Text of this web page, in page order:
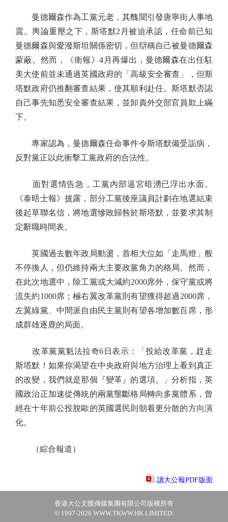
曼德爾森作為工黨元老，其醜聞引發唐寧街人事地
震。輿論重壓之下，斯塔默2月被迫承認，任命前已知
曼德爾森與愛潑斯坦關係密切，但辯稱自己被曼德爾森
蒙蔽。然而，《衛報》4月再爆出，曼德爾森在出任駐
美大使前並未通過英國政府的「高級安全審查」，但斯
塔默政府仍推翻審查結果，使其順利赴任。斯塔默否認
自己事先知悉安全審查結果，並卸責外交部官員欺上瞞
下。
專家認為，曼德爾森任命事件令斯塔默備受詬病，
反對黨正以此衝擊工黨政府的合法性。
面對選情告急，工黨內部逼宮暗湧已浮出水面。
《泰晤士報》披露，部分工黨後座議員計劃在地選結束
後起草聯名信，將地選慘敗歸咎於斯塔默，並要求其制
定辭職時間表。
英國過去數年政局動盪，首相大位如「走馬燈」般
不停換人，但仍維持兩大主要政黨角力的格局。然而，
在此次地選中，除工黨或大減約2000席外，保守黨或將
流失約1000席；極右翼改革黨則有望獲得超過2000席，
左翼綠黨、中間派自由民主黨則有望各增加數百席，形
成群雄逐鹿的局面。
改革黨黨魁法拉奇6日表示：「投給改革黨，趕走
斯塔默！如果你渴望在中央政府與地方治理上看到真正
的改變，我們就是那個『變革』的選項。」分析指，英
國政治正加速從傳統的兩黨壟斷格局轉向多黨體系，曾
經在十年前公投脫歐的英國選民則朝着更分散的方向演
化。
（綜合報道）
讀大公報PDF版面
香港大公文匯傳媒集團有限公司版權所有
© 1997-2026 WWW.TKWW.HK LIMITED.